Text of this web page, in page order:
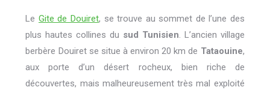
Le Gite de Douiret, se trouve au sommet de l’une des
plus hautes collines du sud Tunisien . L’ancien village
berbère Douiret se situe à environ 20 km de Tataouine,
aux porte d’un désert rocheux, bien riche de
découvertes, mais malheureusement très mal exploité